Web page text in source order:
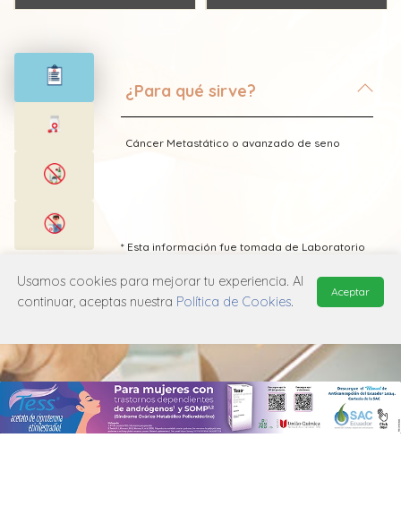
¿Para qué sirve?
Cáncer Metastático o avanzado de seno
* Esta información fue tomada de Laboratorio
Farmacéutico Edifarm (ISBN: 9798281009201)
MANUAL DE USUARIO
POLÍTICA DE PRIVACIDAD
POLÍTICA DE COOKIES
Usamos cookies para mejorar tu experiencia. Al
continuar, aceptas nuestra Política de Cookies.
Aceptar